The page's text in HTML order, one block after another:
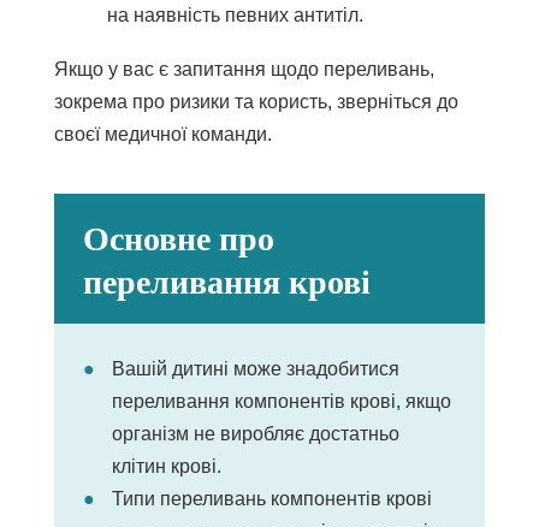
на наявність певних антитіл.
Якщо у вас є запитання щодо переливань,
зокрема про ризики та користь, зверніться до
своєї медичної команди.
Основне про
переливання крові
Вашій дитині може знадобитися
переливання компонентів крові, якщо
організм не виробляє достатньо
клітин крові.
Типи переливань компонентів крові